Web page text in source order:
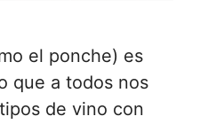
el ponche) es
que a todos nos
de vino con